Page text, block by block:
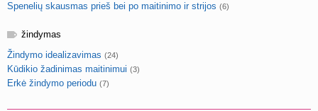
Spenelių skausmas prieš bei po maitinimo ir strijos (6)
žindymas
Žindymo idealizavimas (24)
Kūdikio žadinimas maitinimui (3)
Erkė žindymo periodu (7)